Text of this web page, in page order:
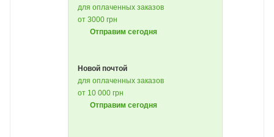
для оплаченных заказов
от 3000 грн
Отправим сегодня
Новой почтой
для оплаченных заказов
от 10 000 грн
Отправим сегодня